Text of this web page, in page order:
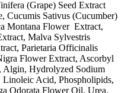
(Grape) Seed Extract
Cucumis Sativus (Cucumber)
Montana Flower Extract,
Malva Sylvestris
Parietaria Officinalis
Flower Extract, Ascorbyl
Algin, Hydrolyzed Sodium
Linoleic Acid, Phospholipids,
Odorata Flower Oil, Urea,